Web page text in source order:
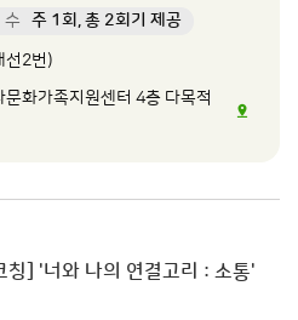
수 주 1회, 총 2회기 제공
2번)
화가족지원센터 4층 다목적
칭] '너와 나의 연결고리 : 소통'